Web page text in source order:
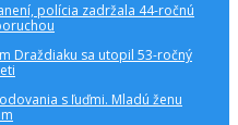
polícia zadržala 44-ročnú
Draždiaku sa utopil 53-ročný
s ľuďmi. Mladú ženu